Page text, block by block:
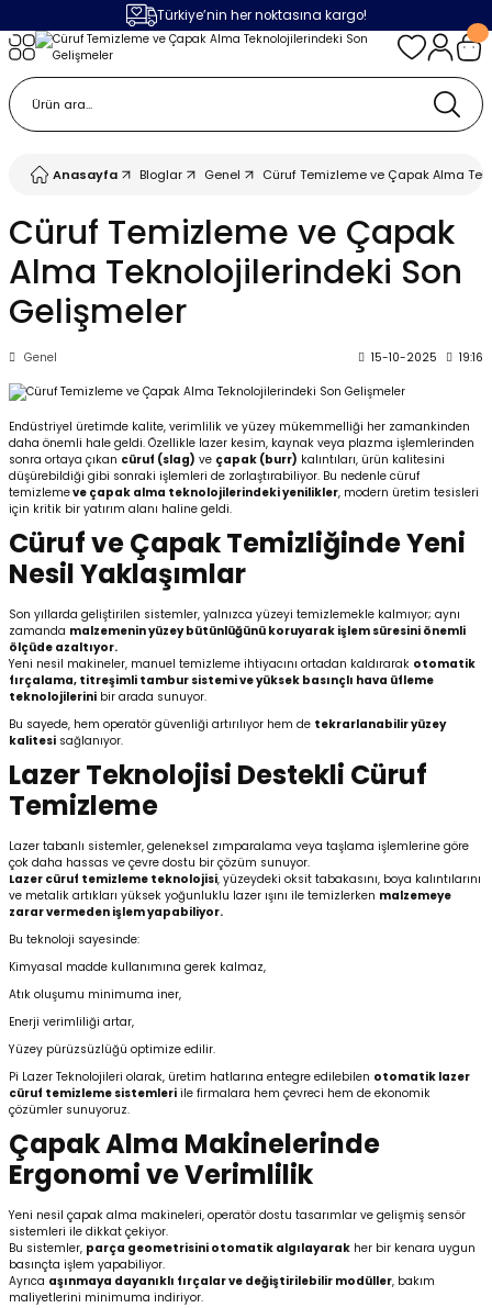
Türkiye’nin her noktasına kargo!
Anasayfa Bloglar Genel Cüruf Temizleme ve Çapak Alma
Cüruf Temizleme ve Çapak
Alma Teknolojilerindeki Son
Gelişmeler
Genel 15-10-2025 19:16
Endüstriyel üretimde kalite, verimlilik ve yüzey mükemmelliği her zamankinden
daha önemli hale geldi. Özellikle lazer kesim, kaynak veya plazma işlemlerinden
sonra ortaya çıkan cüruf (slag) ve çapak (burr) kalıntıları, ürün kalitesini
düşürebildiği gibi sonraki işlemleri de zorlaştırabiliyor. Bu nedenle cüruf
temizlemeve çapak alma teknolojilerindeki yenilikler, modern üretim tesisleri
için kritik bir yatırım alanı haline geldi.
Cüruf ve Çapak Temizliğinde Yeni
Nesil Yaklaşımlar
Son yıllarda geliştirilen sistemler, yalnızca yüzeyi temizlemekle kalmıyor; aynı
zamanda malzemenin yüzey bütünlüğünü koruyarak işlem süresini önemli
ölçüde azaltıyor.
Yeni nesil makineler, manuel temizleme ihtiyacını ortadan kaldırarak otomatik
fırçalama, titreşimli tambur sistemi ve yüksek basınçlı hava üfleme
teknolojilerini bir arada sunuyor.
Bu sayede, hem operatör güvenliği artırılıyor hem de tekrarlanabilir yüzey
kalitesi sağlanıyor.
Lazer Teknolojisi Destekli Cüruf
Temizleme
Lazer tabanlı sistemler, geleneksel zımparalama veya taşlama işlemlerine göre
çok daha hassas ve çevre dostu bir çözüm sunuyor.
Lazer cüruf temizleme teknolojisi, yüzeydeki oksit tabakasını, boya kalıntılarını
ve metalik artıkları yüksek yoğunluklu lazer ışını ile temizlerken malzemeye
zarar vermeden işlem yapabiliyor.
Bu teknoloji sayesinde:
Kimyasal madde kullanımına gerek kalmaz,
Atık oluşumu minimuma iner,
Enerji verimliliği artar,
Yüzey pürüzsüzlüğü optimize edilir.
Pi Lazer Teknolojileri olarak, üretim hatlarına entegre edilebilen otomatik lazer
cüruf temizleme sistemleri ile firmalara hem çevreci hem de ekonomik
çözümler sunuyoruz.
Çapak Alma Makinelerinde
Ergonomi ve Verimlilik
Yeni nesil çapak alma makineleri, operatör dostu tasarımlar ve gelişmiş sensör
sistemleri ile dikkat çekiyor.
Bu sistemler, parça geometrisini otomatik algılayarak her bir kenara uygun
basınçta işlem yapabiliyor.
Ayrıca aşınmaya dayanıklı fırçalar ve değiştirilebilir modüller, bakım
maliyetlerini minimuma indiriyor.
Geri Dön
Camı
Ürünleri
Geri Dön
Geri Dön
Sistemleri
Geri Dön
Montaj Ekipmanı